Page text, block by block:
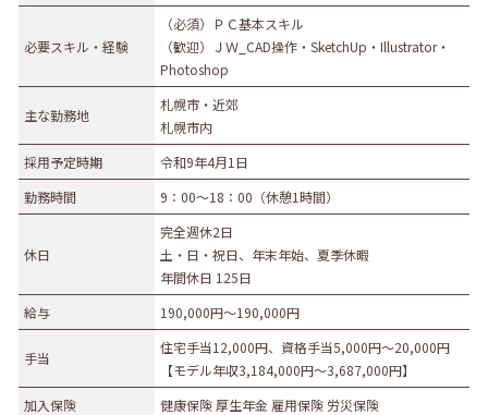
宿泊業
飲食サービス業
医療業
その他サービス
生活関連サービス業
社会福祉・介護事業
募集職種
事務職 販売職 営業職
サービス職 その他
正社員（正職員） 契約 公務員
勤務地
必要スキル・経験
（必須）ＰＣ基本スキル
（歓迎）ＪＷ_CAD操作・SketchUp・Illustrator・
Photoshop
主な勤務地
札幌市・近郊
札幌市内
採用予定時期
令和9年4月1日
勤務時間
9：00～18：00（休憩1時間）
休日
完全週休2日
土・日・祝日、年末年始、夏季休暇
年間休日 125日
給与
190,000円〜190,000円
手当
住宅手当12,000円、資格手当5,000円～20,000円
【モデル年収3,184,000円～3,687,000円】
加入保険
健康保険 厚生年金 雇用保険 労災保険